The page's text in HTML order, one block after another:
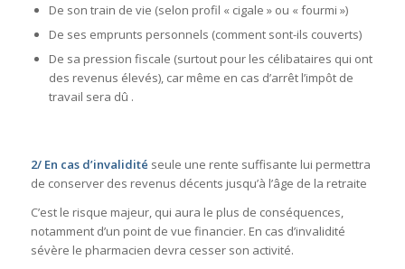
De son train de vie (selon profil « cigale » ou « fourmi »)
De ses emprunts personnels (comment sont-ils couverts)
De sa pression fiscale (surtout pour les célibataires qui ont
des revenus élevés), car même en cas d’arrêt l’impôt de
travail sera dû .
2/ En cas d’invalidité seule une rente suffisante lui permettra
de conserver des revenus décents jusqu’à l’âge de la retraite
C’est le risque majeur, qui aura le plus de conséquences,
notamment d’un point de vue financier. En cas d’invalidité
sévère le pharmacien devra cesser son activité.